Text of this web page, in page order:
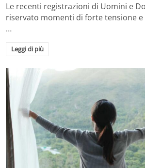
Le recenti registrazioni di Uomini e
riservato momenti di forte tensione
…
Leggi di più